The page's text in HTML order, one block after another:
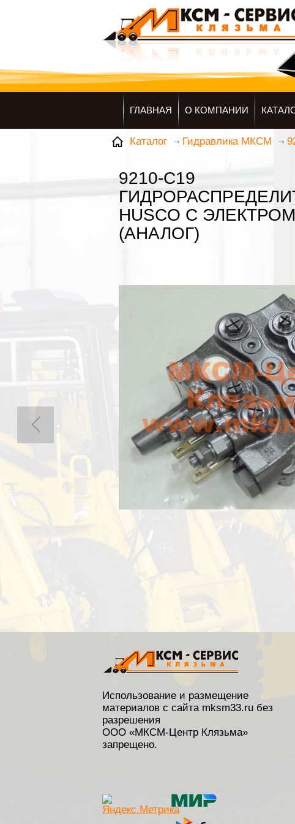
ГЛАВНАЯ О КОМПАНИИ
Каталог Гидравлика МКСМ
9210-C19
HUSCO С
(АНАЛОГ)
Использование и размещение
материалов с сайта mksm33.ru без
разрешения
ООО «МКСМ-Центр Клязьма»
запрещено.